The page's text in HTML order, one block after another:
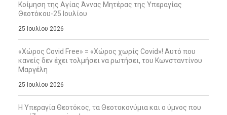
Κοίμηση της Αγίας Άννας Μητέρας της Υπεραγίας
Θεοτόκου-25 Ιουλίου
25 Ιουλίου 2026
«Χώρος Covid Free» = «Χώρος χωρίς Covid»! Αυτό που
κανείς δεν έχει τολμήσει να ρωτήσει, του Κωνσταντίνου
Μαργέλη
25 Ιουλίου 2026
Η Υπεραγία Θεοτόκος, τα Θεοτοκονύμια και ο ύμνος που